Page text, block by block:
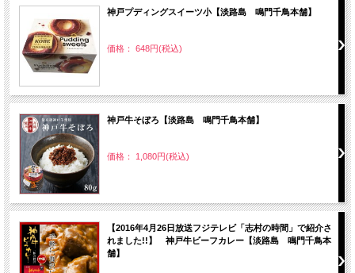
神戸プディングスイーツ小【淡路島 鳴門千鳥本舗】
価格： 648円(税込)
神戸牛そぼろ【淡路島 鳴門千鳥本舗】
価格： 1,080円(税込)
【2016年4月26日放送フジテレビ「志村の時間」で紹介さ
れました!!】 神戸牛ビーフカレー【淡路島 鳴門千鳥本
舗】